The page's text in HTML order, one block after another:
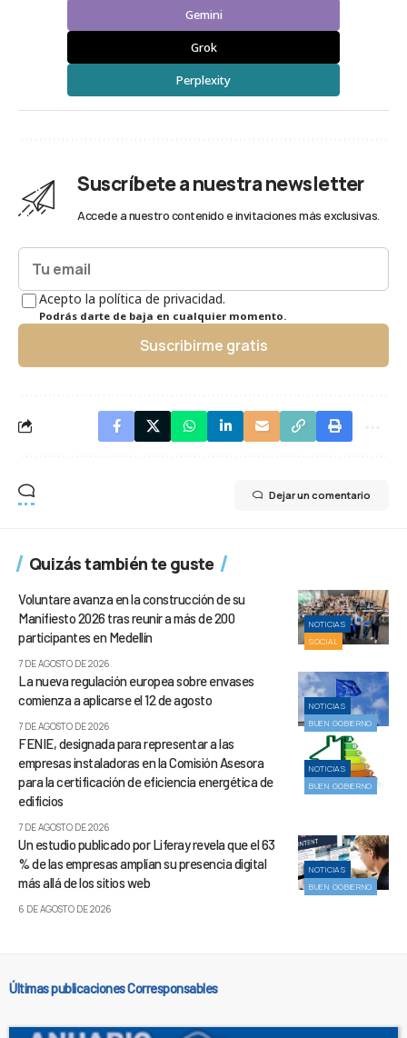
Gemini
Grok
Perplexity
Suscríbete a nuestra newsletter
Accede a nuestro contenido e invitaciones más exclusivas.
Acepto la política de privacidad.
Podrás darte de baja en cualquier momento.
Suscribirme gratis
Dejar un comentario
Quizás también te guste
NOTICIAS
SOCIAL
Voluntare avanza en la construcción de su
Manifiesto 2026 tras reunir a más de 200
participantes en Medellín
7 DE AGOSTO DE 2026
NOTICIAS
BUEN GOBIERNO
La nueva regulación europea sobre envases
comienza a aplicarse el 12 de agosto
7 DE AGOSTO DE 2026
NOTICIAS
BUEN GOBIERNO
FENIE, designada para representar a las
empresas instaladoras en la Comisión Asesora
para la certificación de eficiencia energética de
edificios
7 DE AGOSTO DE 2026
NOTICIAS
BUEN GOBIERNO
Un estudio publicado por Liferay revela que el 63
% de las empresas amplían su presencia digital
más allá de los sitios web
6 DE AGOSTO DE 2026
Últimas publicaciones Corresponsables